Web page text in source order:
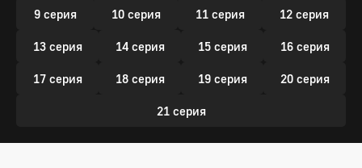
9 серия 10 серия 11 серия 12 серия
13 серия 14 серия 15 серия 16 серия
17 серия 18 серия 19 серия 20 серия
21 серия